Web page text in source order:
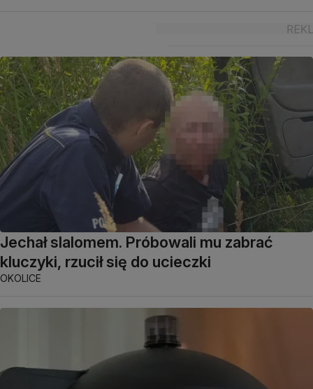
Jechał slalomem. Próbowali mu zabrać
kluczyki, rzucił się do ucieczki
OKOLICE